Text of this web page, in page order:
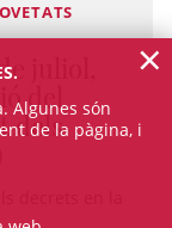
juliol,
del
dels
decrets en la
Algunes són
de la pàgina, i
×